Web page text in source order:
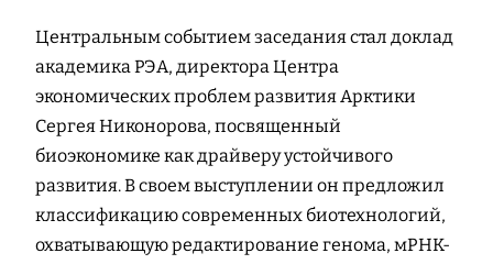
Центральным событием заседания стал доклад
академика РЭА, директора Центра
экономических проблем развития Арктики
Сергея Никонорова, посвященный
биоэкономике как драйверу устойчивого
развития. В своем выступлении он предложил
классификацию современных биотехнологий,
охватывающую редактирование генома, мРНК-